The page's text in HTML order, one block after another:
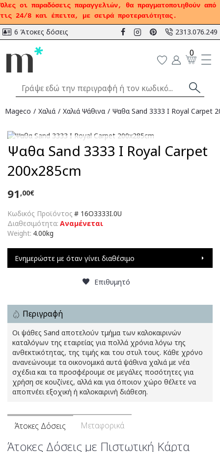
Όλες οι παραδόσεις παραγγελιών, θα πραγματοποιηθούν από
τις 24/8 και έπειτα, με σειρά προτεραιότητας.
6 Άτοκες δόσεις 2313.076.249
0
Mageco Χαλιά Χαλιά Ψάθινα Ψαθα Sand 3333 I Royal Carpet
Αναμένεται
Ψαθα Sand 3333 I Royal Carpet
200x285cm
Κωδικός Προϊόντος # 16O3333I.0U
Διαθεσιμότητα: Αναμένεται
Weight: 4.00kg
91 ,00€
Ενημερώστε με όταν γίνει διαθέσιμο
Επιθυμητό
Περιγραφή
Οι ψάθες Sand αποτελούν τμήμα των καλοκαιρινών
καταλόγων της εταιρείας για πολλά χρόνια λόγω της
ανθεκτικότητας, της τιμής και του στυλ τους. Κάθε χρόνο
ανανεώνουμε τα οικονομικά αυτά ψάθινα χαλιά με νέα
σχέδια και τα προσφέρουμε σε μεγάλες ποσότητες για
χρήση σε κουζίνες, αλλά και για όποιον χώρο θέλετε να
αποπνέει εξοχική ή καλοκαιρινή διάθεση.
Άτοκες Δόσεις Μεταφορικά
Άτοκες Δόσεις με Πιστωτική Κάρτα